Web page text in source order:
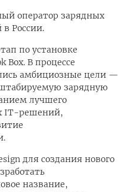
оператор зарядных
России.
по установке
Box. В процессе
амбициозные цели —
зарядную
лучшего
IT-решений,
для создания нового
название,